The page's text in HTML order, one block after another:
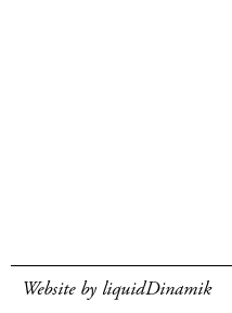
Website by liquidDinamik